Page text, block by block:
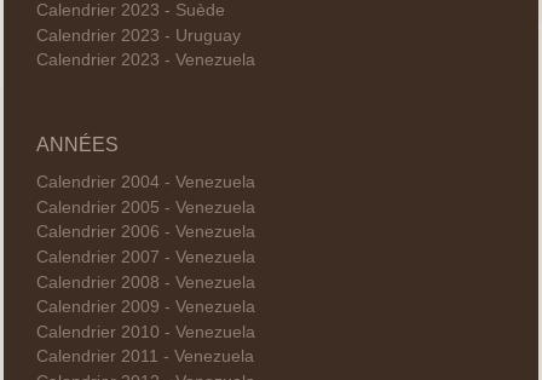
Calendrier 2023 - Suède
Calendrier 2023 - Uruguay
Calendrier 2023 - Venezuela
ANNÉES
Calendrier 2004 - Venezuela
Calendrier 2005 - Venezuela
Calendrier 2006 - Venezuela
Calendrier 2007 - Venezuela
Calendrier 2008 - Venezuela
Calendrier 2009 - Venezuela
Calendrier 2010 - Venezuela
Calendrier 2011 - Venezuela